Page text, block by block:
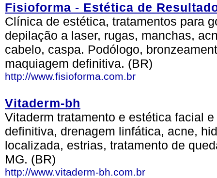
Fisioforma - Estética de
Clínica de estética, tratamentos para
depilação a laser, rugas, manchas,
cabelo, caspa. Podólogo,
maquiagem definitiva. (BR)
http://www.fisioforma.com.br
Vitaderm-bh
Vitaderm tratamento e estética facial
definitiva, drenagem linfática, acne,
localizada, estrias, tratamento de
MG. (BR)
http://www.vitaderm-bh.com.br